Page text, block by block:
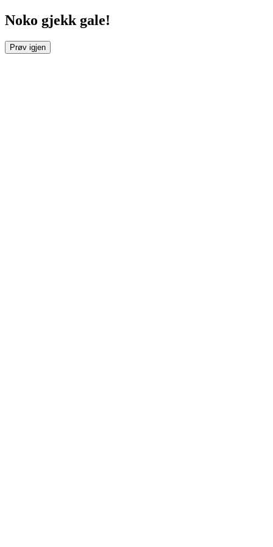
Noko gjekk gale!
Prøv igjen